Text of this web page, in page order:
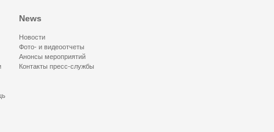
News
Новости
Фото- и видеоотчеты
Анонсы мероприятий
Контакты пресс-службы